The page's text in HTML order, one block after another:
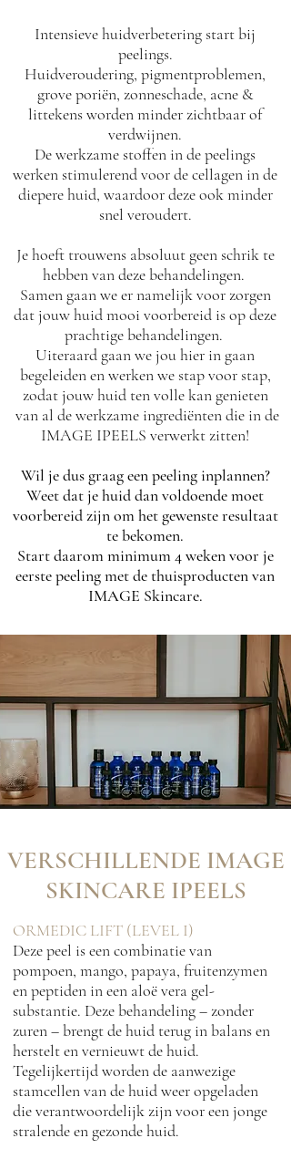
Intensieve huidverbetering start bij
peelings.
Huidveroudering, pigmentproblemen,
groveporiën, zonneschade, acne &
littekens worden minder zichtbaar of
verdwijnen.
De werkzame stoffen in de peelings
werken stimulerend voor de cellagen in de
diepere huid, waardoor deze ook minder
snel veroudert.
Je hoeft trouwens absoluut geen schrik te
hebben van deze behandelingen.
Samen gaan we er namelijk voor zorgen
dat jouw huid mooi voorbereid is op deze
prachtige behandelingen.
Uiteraard gaan we jou hier in gaan
begeleiden en werken we stap voor stap,
zodat jouw huid ten volle kan genieten
van al de werkzame ingrediënten die in de
IMAGE IPEELS verwerkt zitten!
Wil je dus graag een peeling inplannen?
Weet dat je huid dan voldoende moet
voorbereid zijn om het gewenste resultaat
te bekomen.
Start daarom minimum 4 weken voor je
eerste peeling met de thuisproducten van
IMAGE Skincare.
VERSCHILLENDE IMAGE
SKINCARE IPEELS
ORMEDIC LIFT (LEVEL I)
Deze peel is een combinatie van
pompoen, mango, papaya, fruitenzymen
en peptiden in een aloë vera gel-
substantie. Deze behandeling – zonder
zuren – brengt de huid terug in balans en
herstelt en vernieuwt de huid.
Tegelijkertijd worden de aanwezige
stamcellen van de huid weer opgeladen
die verantwoordelijk zijn voor een jonge
stralende en gezonde huid.